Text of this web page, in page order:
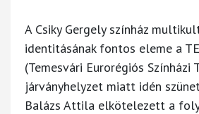
A Csiky Gergely színház
identitásának fontos eleme a
(Temesvári Eurorégiós Színházi
járványhelyzet miatt idén
Balázs Attila elkötelezett a